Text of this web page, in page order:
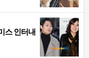
스 인터내